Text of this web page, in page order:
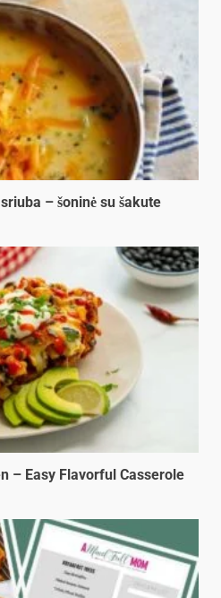
– šoninė su šakute
– Easy Flavorful Casserole